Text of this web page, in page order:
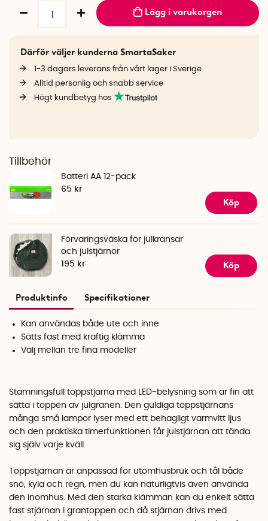
Lägg i varukorgen
Därför väljer kunderna SmartaSaker
1-3 dagars leverans från vårt lager i Sverige
Alltid personlig och snabb service
Högt kundbetyg hos
Tillbehör
Batteri AA 12-pack
65 kr
Köp
Förvaringsväska för julkransar
och julstjärnor
195 kr
Köp
Produktinfo Specifikationer
Kan användas både ute och inne
Sätts fast med kraftig klämma
Välj mellan tre fina modeller
Stämningsfull toppstjärna med LED-belysning som är fin att
sätta i toppen av julgranen. Den guldiga toppstjärnans
många små lampor lyser med ett behagligt varmvitt ljus
och den praktiska timerfunktionen får julstjärnan att tända
sig själv varje kväll.
Toppstjärnan är anpassad för utomhusbruk och tål både
snö, kyla och regn, men du kan naturligtvis även använda
den inomhus. Med den starka klämman kan du enkelt sätta
fast stjärnan i grantoppen och då stjärnan drivs med